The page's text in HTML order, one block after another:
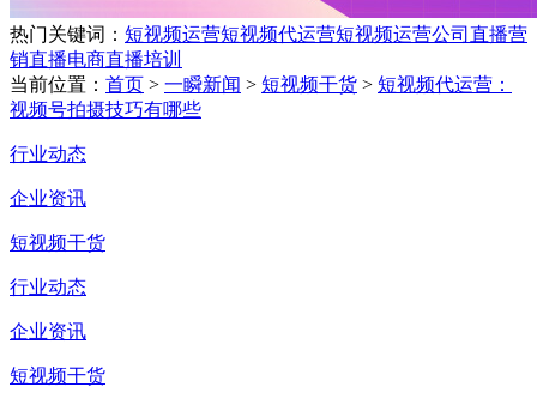
热门关键词： 短视频运营短视频代运营短视频运营公司 直播营
销直播电商直播培训
当前位置： 首页 > 一瞬新闻 > 短视频干货 > 短视频代运营：
视频号拍摄技巧有哪些
行业动态
企业资讯
短视频干货
行业动态
企业资讯
短视频干货